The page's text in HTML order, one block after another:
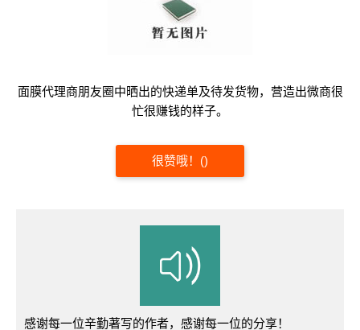
面膜代理商朋友圈中晒出的快递单及待发货物，营造出微商很
忙很赚钱的样子。
很赞哦！ ()
感谢每一位辛勤著写的作者，感谢每一位的分享！